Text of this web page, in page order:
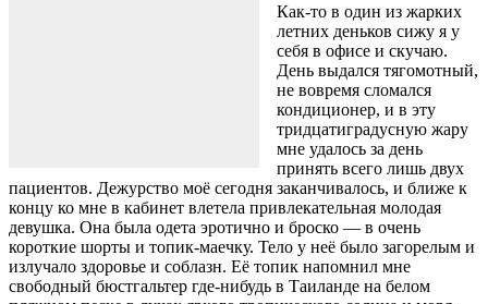
Как-то в один из жарких
летних деньков сижу я у
себя в офисе и скучаю.
День выдался тягомотный,
не вовремя сломался
кондиционер, и в эту
тридцатиградусную жару
мне удалось за день
принять всего лишь двух
пациентов. Дежурство моё сегодня заканчивалось, и ближе к
концу ко мне в кабинет влетела привлекательная молодая
девушка. Она была одета эротично и броско — в очень
короткие шорты и топик-маечку. Тело у неё было загорелым и
излучало здоровье и соблазн. Её топик напомнил мне
свободный бюстгальтер где-нибудь в Таиланде на белом